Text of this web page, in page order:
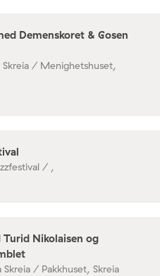
Demenskoret & Gosen
Skreia / Menighetshuset,
/ ,
Nikolaisen og
Skreia / Pakkhuset, Skreia